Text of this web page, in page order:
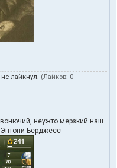
лайкнул. (Лайков: 0 ·
неужто мерзкий наш
Бёрджесс